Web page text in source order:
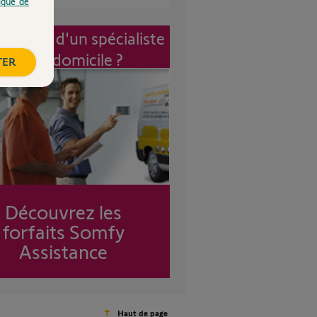
d'un spécialiste
à mon domicile ?
Découvrez les
forfaits Somfy
Assistance
Haut de page